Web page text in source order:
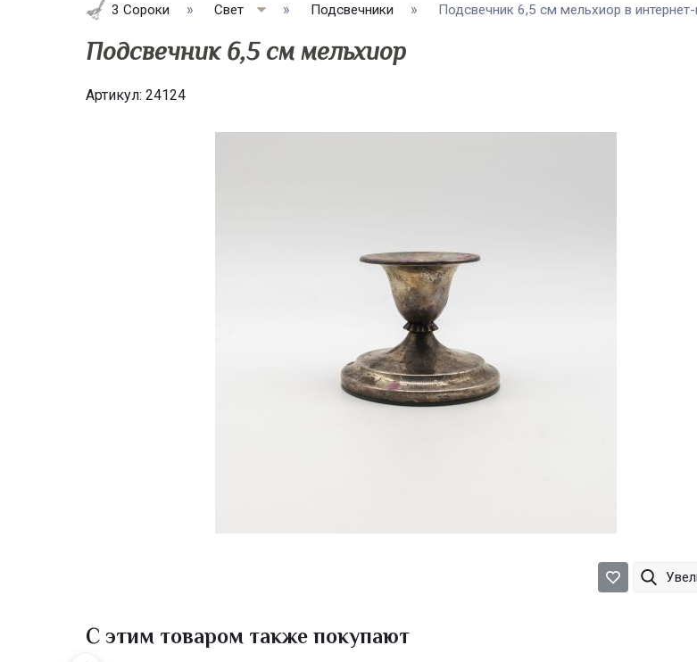
3 Сороки Свет Подсвечники Подсвечник 6,5 см мельхиор в
Подсвечник 6,5 см мельхиор
Артикул: 24124
С этим товаром также покупают